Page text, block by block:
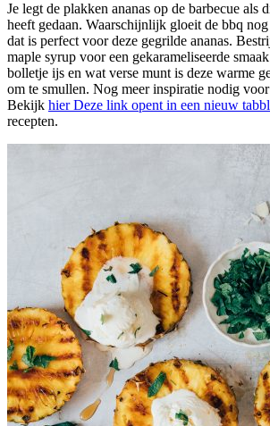
Je legt de plakken ananas op de barbecue als
heeft gedaan. Waarschijnlijk gloeit de bbq nog
dat is perfect voor deze gegrilde ananas.
maple syrup voor een gekarameliseerde
bolletje ijs en wat verse munt is deze warme
om te smullen. Nog meer inspiratie nodig
Bekijk hierDeze link opent in een nieuw
recepten.